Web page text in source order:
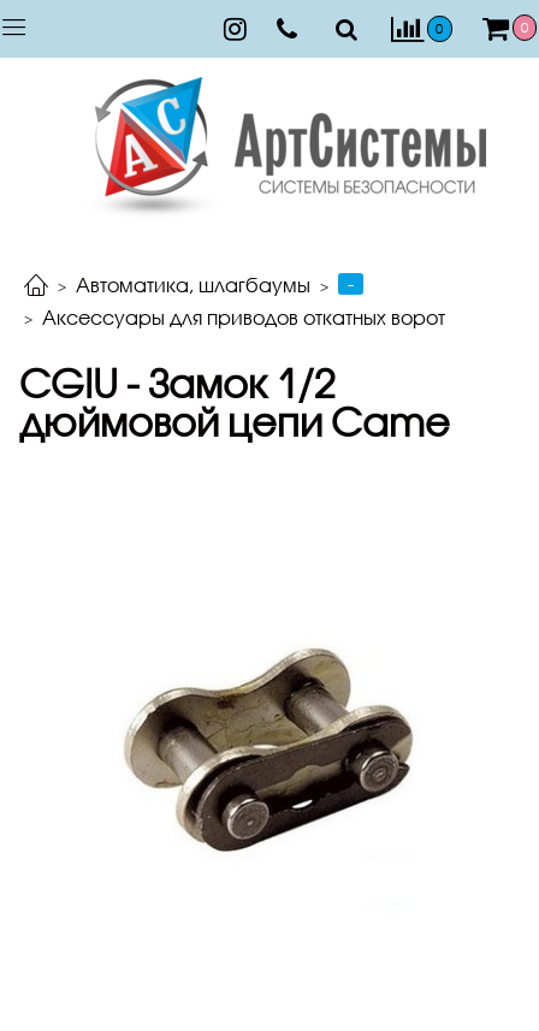
0 0
Автоматика, шлагбаумы
-
Аксессуары для приводов откатных ворот
CGIU - Замок 1/2
дюймовой цепи Came